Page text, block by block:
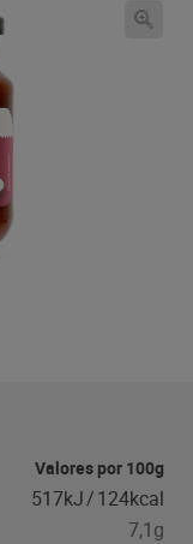
Valores por 100g
517kJ/124kcal
7,1g